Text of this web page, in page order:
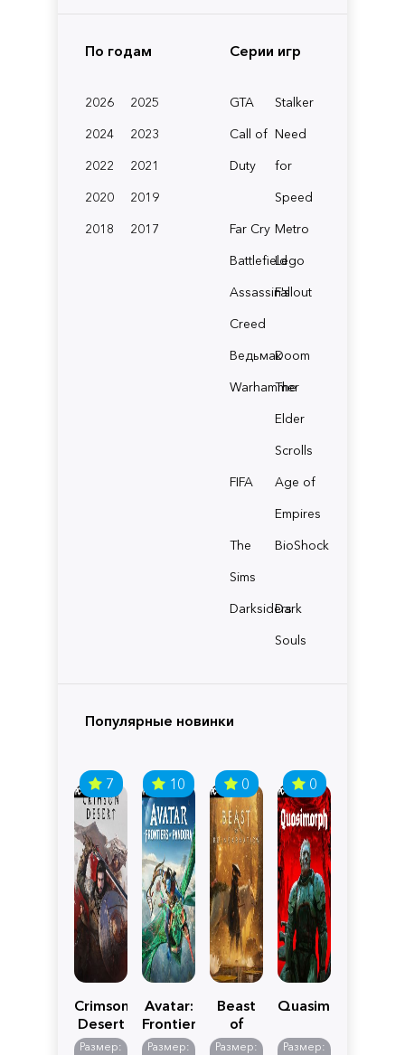
По годам
2026
2025
2024
2023
2022
2021
2020
2019
2018
2017
Серии игр
GTA
Stalker
Call of
Duty
Need
for
Speed
Far Cry Metro
BattlefieldLego
Assassin's
Creed
Fallout
ВедьмакDoom
Warhammer
The
Elder
Scrolls
FIFA
Age of
Empires
The
Sims
BioShock
Darksiders
Dark
Souls
Популярные новинки
7
Crimson
Desert
Размер:
10
Avatar:
Frontiers
of
Размер:
0
Beast
of
Reincarnation
Размер:
0
Quasimorph
Размер: